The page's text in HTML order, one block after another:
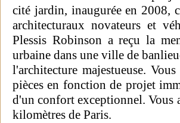
cité jardin, inaugurée en 2008,
architecturaux novateurs et
Plessis Robinson a reçu la
urbaine dans une ville de
l'architecture majestueuse.
pièces en fonction de projet
d'un confort exceptionnel. Vous
kilomètres de Paris.